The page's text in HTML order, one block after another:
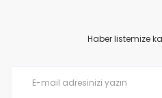
Haber listemize